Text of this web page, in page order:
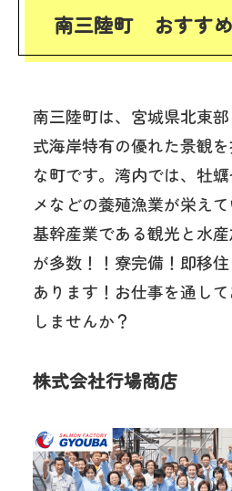
南三陸町 おすす
南三陸町は、宮城県北東
式海岸特有の優れた景観
な町です。湾内では、牡
メなどの養殖漁業が栄え
基幹産業である観光と水
が多数！！寮完備！即移
あります！お仕事を通し
しませんか？
株式会社行場商店